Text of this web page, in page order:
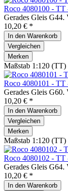
Roco 4080100 - TT
Gerades Gleis
10,20 € *
In den Warenkorb
Vergleichen
Merken
Maßstab 1:120 (TT)
Roco 4080101 - TT
Gerades Gleis
10,20 € *
In den Warenkorb
Vergleichen
Merken
Maßstab 1:120 (TT)
Roco 4080102 - TT
Gerades Gleis
10,20 € *
In den Warenkorb